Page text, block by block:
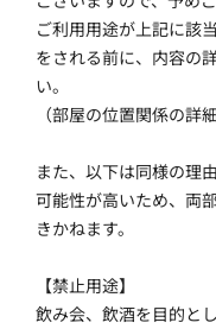
ご利用用途が上記に該
をされる前に、内容の
い。
（部屋の位置関係の詳
また、以下は同様の理
可能性が高いため、両
きかねます。
【禁止用途】
飲み会、飲酒を目的と